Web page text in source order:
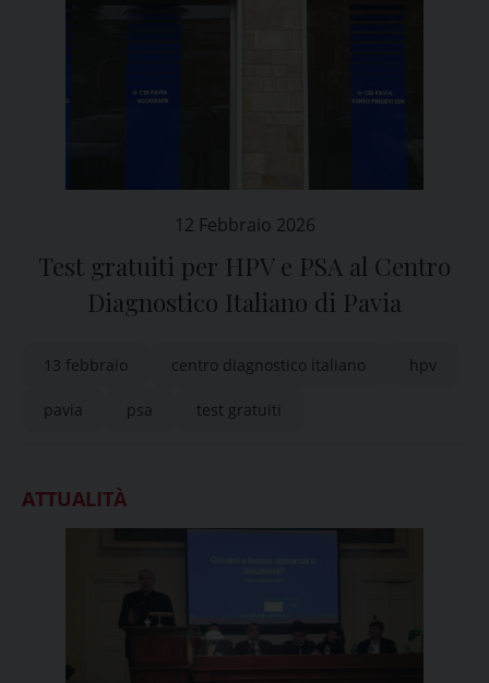
12 Febbraio 2026
Test gratuiti per HPV e PSA al Centro
Diagnostico Italiano di Pavia
13 febbraio centro diagnostico italiano hpv
pavia psa test gratuiti
ATTUALITÀ